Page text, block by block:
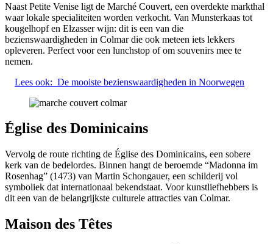
Naast Petite Venise ligt de Marché Couvert, een overdekte markthal
waar lokale specialiteiten worden verkocht. Van Munsterkaas tot
kougelhopf en Elzasser wijn: dit is een van die
bezienswaardigheden in Colmar die ook meteen iets lekkers
opleveren. Perfect voor een lunchstop of om souvenirs mee te
nemen.
Lees ook: De mooiste bezienswaardigheden in Noorwegen
Église des Dominicains
Vervolg de route richting de Église des Dominicains, een sobere
kerk van de bedelordes. Binnen hangt de beroemde “Madonna im
Rosenhag” (1473) van Martin Schongauer, een schilderij vol
symboliek dat internationaal bekendstaat. Voor kunstliefhebbers is
dit een van de belangrijkste culturele attracties van Colmar.
Maison des Têtes